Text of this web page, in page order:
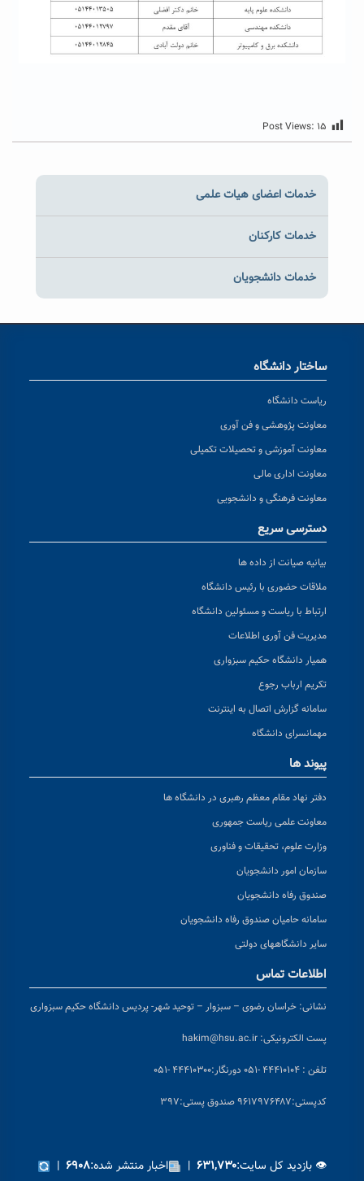
Post Views: ۱۵
خدمات اعضای هیات علمی
خدمات کارکنان
خدمات دانشجویان
ساختار دانشگاه
ریاست دانشگاه
معاونت پژوهشی و فن آوری
معاونت آموزشی و تحصیلات تکمیلی
معاونت اداری مالی
معاونت فرهنگی و دانشجویی
دسترسی سریع
بیانیه صیانت از داده ها
ملاقات حضوری با رئیس دانشگاه
ارتباط با ریاست و مسئولین دانشگاه
مدیریت فن آوری اطلاعات
همیار دانشگاه حکیم سبزواری
تکریم ارباب رجوع
سامانه گزارش اتصال به اینترنت
مهمانسرای دانشگاه
پیوند ها
دفتر نهاد مقام معظم رهبری در دانشگاه ها
معاونت علمی ریاست جمهوری
وزارت علوم، تحقیقات و فناوری
سازمان امور دانشجویان
صندوق رفاه دانشجویان
سامانه حامیان صندوق رفاه دانشجویان
سایر دانشگاههای دولتی
اطلاعات تماس
نشانی: خراسان رضوی – سبزوار – توحید شهر- پردیس دانشگاه حکیم سبزواری
پست الکترونیکی: hakim@hsu.ac.ir
تلفن : ۴۴۴۱۰۱۰۴ -۰۵۱ دورنگار:۴۴۴۱۰۳۰۰ -۰۵۱
کدپستی:۹۶۱۷۹۷۶۴۸۷ صندوق پستی:۳۹۷
👁 بازدید کل سایت:۶۳۱,۷۳۰ | اخبار منتشر شده:۶۹۰۸ |